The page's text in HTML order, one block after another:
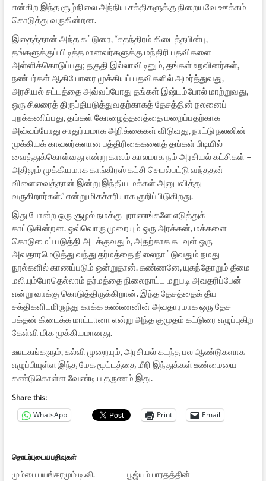
என்கிற இந்த சூழ்நிலை அந்நிய சக்திகளுக்கு நிறையவே ஊக்கம்
கொடுத்து வருகின்றன.
இதைத்தான் அந்த கட்டுரை, “சுதந்திரம் கிடைத்தபின்பு,
தங்களுக்குப் பிடித்தமானவர்களுக்கு மந்திரி பதவிகளை
அள்ளிக்கொடுப்பது; தகுதி இல்லாவிடினும், தங்கள் உறவினர்கள்,
நண்பர்கள் ஆகியோரை முக்கியப் பதவிகளில் அமர்த்துவது,
அரசியல் சட்டத்தை அவ்வப்போது தங்கள் இஷ்டம்போல் மாற்றுவது,
ஒரு சிலரைத் திருப்திபடுத்துவதற்காகத் தேசத்தின் நலனைப்
புறக்கணிப்பது, தங்கள் கோழைத்தனத்தை மறைப்பதற்காக
அவ்வப்போது சாதுர்யமாக அறிக்கைகள் விடுவது, நாட்டு நலனின்
முக்கியக் காவலர்களான பத்திரிகைகளைத் தங்கள் பிடியில்
வைத்துக்கொள்வது என்று காலம் காலமாக நம் அரசியல் கட்சிகள் –
அதிலும் முக்கியமாக காங்கிரஸ் கட்சி செயல்பட்டு வந்ததன்
விளைவைத்தான் இன்று இந்திய மக்கள் அனுபவித்து
வருகிறார்கள்.” என்று மிகச்சரியாக குறிப்பிடுகிறது.
இது போன்ற ஒரு சூழல் நமக்கு புராணங்களே எடுத்துக்
காட்டுகின்றன. ஒவ்வொரு முறையும் ஒரு அரக்கன், மக்களை
கொடுமைப் படுத்தி அடக்குவதும், அதற்காக கடவுள் ஒரு
அவதாரமெடுத்து வந்து தர்மத்தை நிலைநாட்டுவதும் நமது
நூல்களில் காணப்படும் ஒன்றுதான். கண்ணனே, யுகந்தோறும் தீமை
மலியும்போதெல்லாம் தர்மத்தை நிலைநாட்ட மறுபடி அவதரிப்பேன்
என்று வாக்கு கொடுத்திருக்கிறான். இந்த தேசத்தைக் தீய
சக்திகளிடமிருந்து காக்க கண்ணனின் அவதாரமாக ஒரு தேச
பக்தன் கிடைக்க மாட்டானா என்று அந்த குமுதம் கட்டுரை எழுப்புகிற
கேள்வி மிக முக்கியமானது.
ஊடகங்களும், கல்வி முறையும், அரசியல் கடந்த பல ஆண்டுகளாக
எழுப்பியுள்ள இந்த மேக மூட்டத்தை மீறி இந்துக்கள் உண்மையை
கண்டுகொள்ள வேண்டிய தருணம் இது.
Share this:
WhatsApp
Print Email
தொடர்புடைய பதிவுகள்
மும்பை பயங்கரமும் டி.வி.
பூஜ்யம் பாரதத்தின்